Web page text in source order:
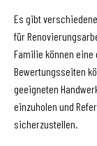
Es gibt
für
Familie können eine
Bewertungsseiten
geeigneten
einzuholen und
sicherzustellen.